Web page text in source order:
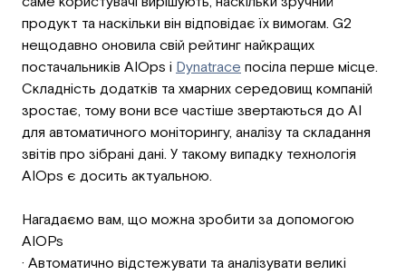
продукт та наскільки він відповідає їх вимогам. G2
нещодавно оновила свій рейтинг найкращих
постачальників AIOps і Dynatrace посіла перше місце.
Складність додатків та хмарних середовищ компаній
зростає, тому вони все частіше звертаються до AI
для автоматичного моніторингу, аналізу та складання
звітів про зібрані дані. У такому випадку технологія
AIOps є досить актуальною.
Нагадаємо вам, що можна зробити за допомогою
AIOPs
· Автоматично відстежувати та аналізувати великі